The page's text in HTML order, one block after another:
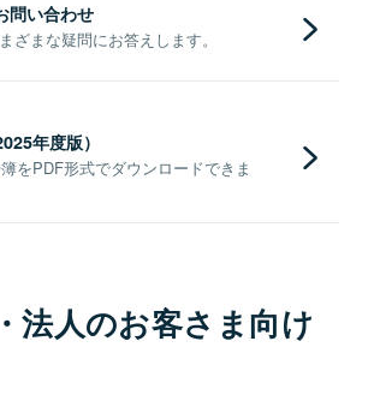
問い合わせ
ざまな疑問にお答えします。
年度版）
をPDF形式でダウンロードできま
法人のお客さま向け